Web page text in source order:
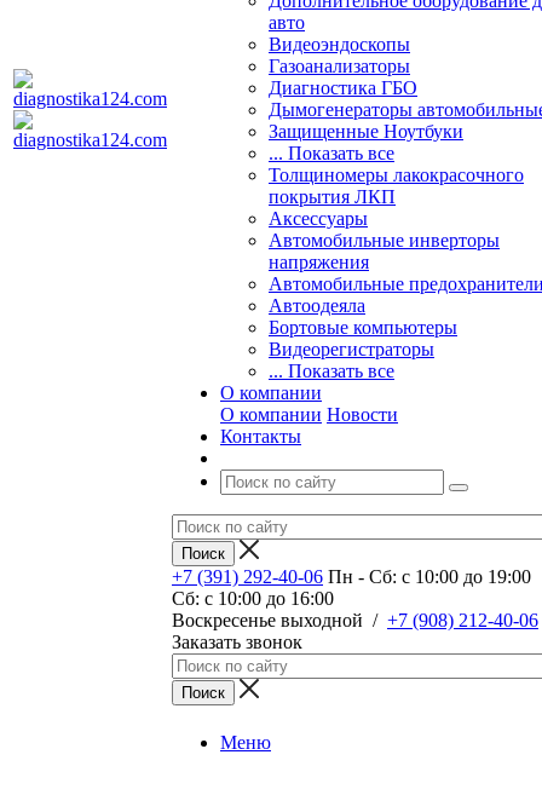
авто
Видеоэндоскопы
Газоанализаторы
Диагностика ГБО
Дымогенераторы
Защищенные Ноутбуки
... Показать все
Толщиномеры лакокрасочного
покрытия ЛКП
Аксессуары
Автомобильные инверторы
напряжения
Автомобильные
Автоодеяла
Бортовые компьютеры
Видеорегистраторы
... Показать все
О компании
О компании Новости
Контакты
+7 (391) 292-40-06 Пн - Сб: c 10:00 до 19:00
Сб: c 10:00 до 16:00
​Воскресенье выходной / +7 (908) 212-40-06
Заказать звонок
Меню